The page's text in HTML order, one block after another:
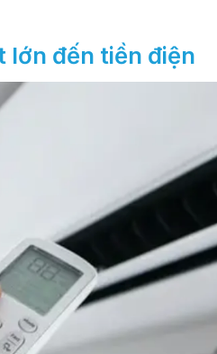
lớn đến tiền điện